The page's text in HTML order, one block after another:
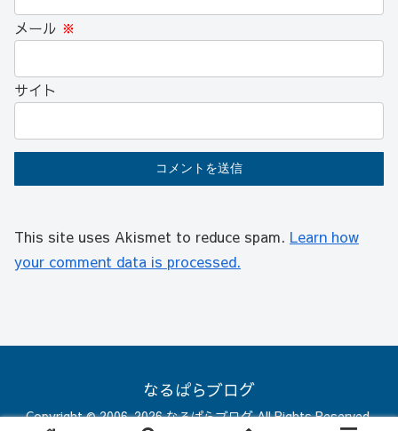
メール ※
サイト
This site uses Akismet to reduce spam. Learn how
your comment data is processed.
なるぱらブログ
Copyright © 2006-2026 なるぱらブログ All Rights Reserved.